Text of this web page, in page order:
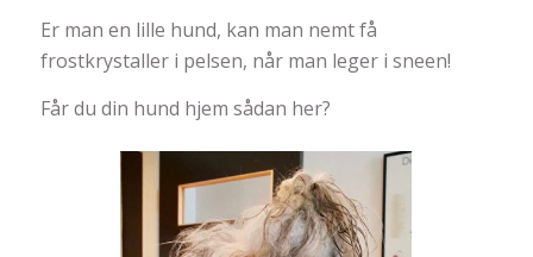
Er man en lille hund, kan man nemt få
frostkrystaller i pelsen, når man leger i sneen!
Får du din hund hjem sådan her?